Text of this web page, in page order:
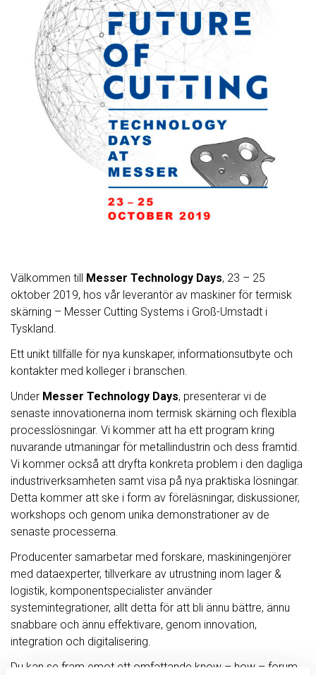
Välkommen till Messer Technology Days, 23 – 25
oktober 2019, hos vår leverantör av maskiner för termisk
skärning – Messer Cutting Systems i Groß-Umstadt i
Tyskland.
Ett unikt tillfälle för nya kunskaper, informationsutbyte och
kontakter med kolleger i branschen.
Under Messer Technology Days, presenterar vi de
senaste innovationerna inom termisk skärning och flexibla
processlösningar. Vi kommer att ha ett program kring
nuvarande utmaningar för metallindustrin och dess framtid.
Vi kommer också att dryfta konkreta problem i den dagliga
industriverksamheten samt visa på nya praktiska lösningar.
Detta kommer att ske i form av föreläsningar, diskussioner,
workshops och genom unika demonstrationer av de
senaste processerna.
Producenter samarbetar med forskare, maskiningenjörer
med dataexperter, tillverkare av utrustning inom lager &
logistik, komponentspecialister använder
systemintegrationer, allt detta för att bli ännu bättre, ännu
snabbare och ännu effektivare, genom innovation,
integration och digitalisering.
Du kan se fram emot ett omfattande know – how – forum